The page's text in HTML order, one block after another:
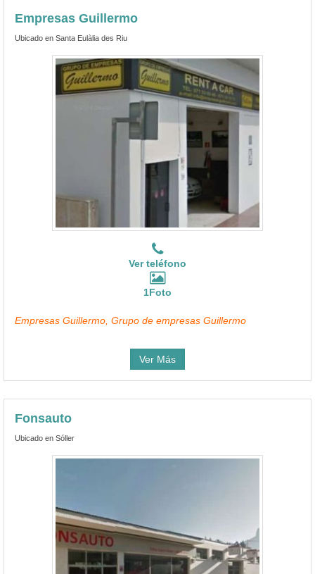
Empresas Guillermo
Ubicado en Santa Eulàlia des Riu
Ver teléfono
1Foto
Empresas Guillermo, Grupo de empresas Guillermo
Ver Más
Fonsauto
Ubicado en Sóller